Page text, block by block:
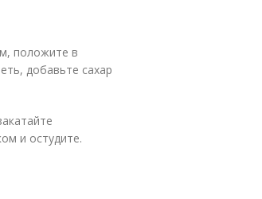
положите в
добавьте сахар
и остудите.